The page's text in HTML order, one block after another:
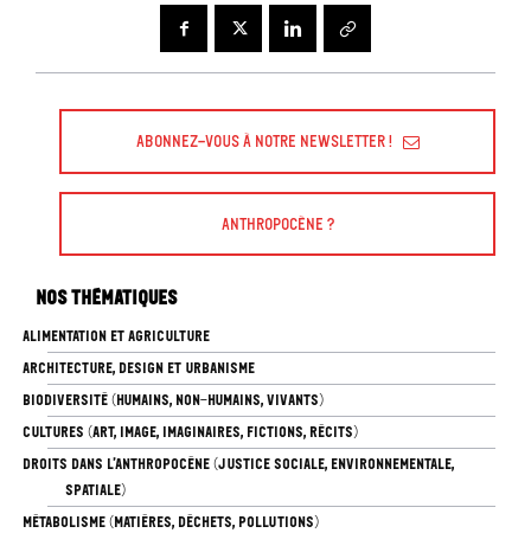
Abonnez-vous à Notre Newsletter !
Anthropocène ?
Nos thématiques
ALIMENTATION ET AGRICULTURE
ARCHITECTURE, DESIGN ET URBANISME
BIODIVERSITÉ (HUMAINS, NON-HUMAINS, VIVANTS)
CULTURES (ART, IMAGE, IMAGINAIRES, FICTIONS, RÉCITS)
DROITS DANS L’ANTHROPOCÈNE (JUSTICE SOCIALE, ENVIRONNEMENTALE,
SPATIALE)
MÉTABOLISME (MATIÈRES, DÉCHETS, POLLUTIONS)